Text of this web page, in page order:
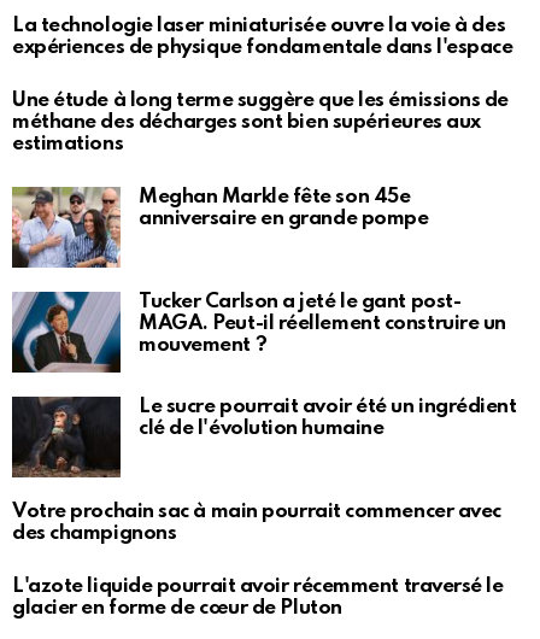
La technologie laser miniaturisée ouvre la voie à des
expériences de physique fondamentale dans l'espace
Une étude à long terme suggère que les émissions de
méthane des décharges sont bien supérieures aux
estimations
Meghan Markle fête son 45e
anniversaire en grande pompe
Tucker Carlson a jeté le gant post-
MAGA. Peut-il réellement construire un
mouvement ?
Le sucre pourrait avoir été un ingrédient
clé de l'évolution humaine
Votre prochain sac à main pourrait commencer avec
des champignons
L'azote liquide pourrait avoir récemment traversé le
glacier en forme de cœur de Pluton